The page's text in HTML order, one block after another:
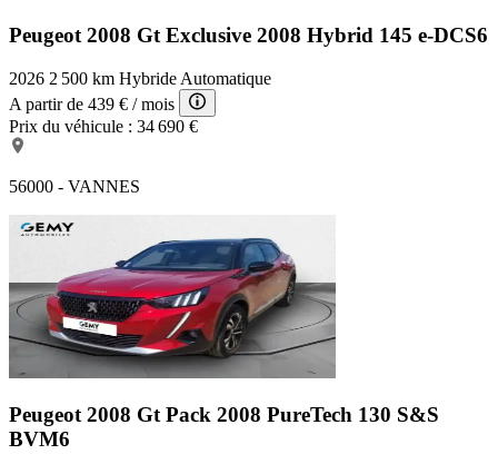
Peugeot 2008 Gt Exclusive 2008 Hybrid 145 e-DCS6
2026 2 500 km Hybride Automatique
A partir de 439 € / mois
Prix du véhicule : 34 690 €
56000 - VANNES
Peugeot 2008 Gt Pack 2008 PureTech 130 S&S
BVM6